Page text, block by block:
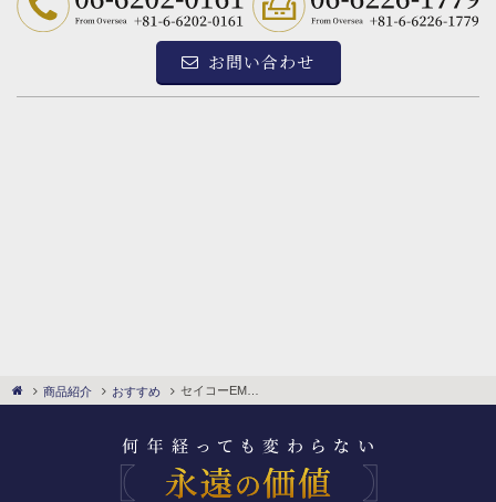
商品紹介 おすすめ
お問い合わせ